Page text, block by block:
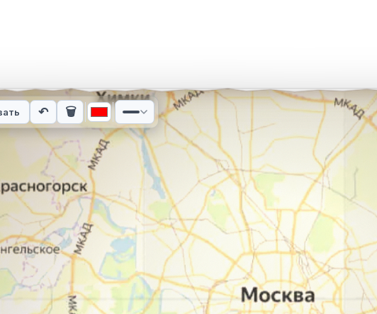
карта автомобильного маршрута из города Сыктывкар в город Сочи.
↶ 🗑